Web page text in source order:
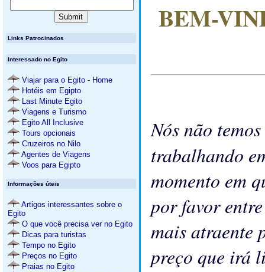
Links Patrocinados
Interessado no Egito
Viajar para o Egito - Home
Hotéis em Egipto
Last Minute Egito
Viagens e Turismo
Egito All Inclusive
Tours opcionais
Cruzeiros no Nilo
Agentes de Viagens
Voos para Egipto
Informações úteis
Artigos interessantes sobre o
Egito
O que você precisa ver no Egito
Dicas para turistas
Tempo no Egito
Preços no Egito
Praias no Egito
BEM-
Nós não
trabalhando
momento em
por favor
mais atraente
preço que irá